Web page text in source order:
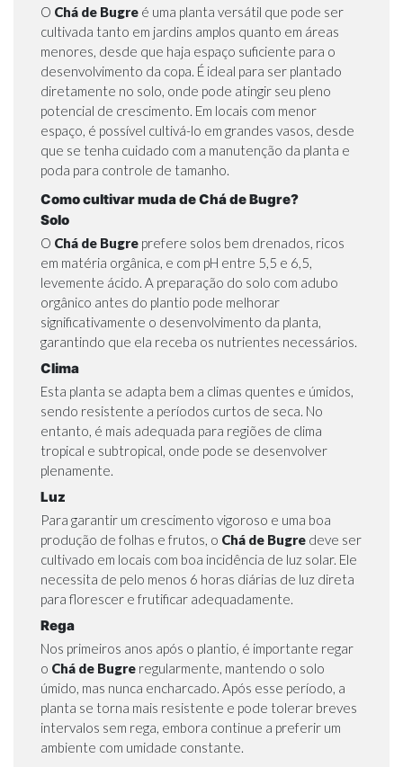
O Chá de Bugre é uma planta versátil que pode ser
cultivada tanto em jardins amplos quanto em áreas
menores, desde que haja espaço suficiente para o
desenvolvimento da copa. É ideal para ser plantado
diretamente no solo, onde pode atingir seu pleno
potencial de crescimento. Em locais com menor
espaço, é possível cultivá-lo em grandes vasos, desde
que se tenha cuidado com a manutenção da planta e
poda para controle de tamanho.
Como cultivar muda de Chá de Bugre?
Solo
O Chá de Bugre prefere solos bem drenados, ricos
em matéria orgânica, e com pH entre 5,5 e 6,5,
levemente ácido. A preparação do solo com adubo
orgânico antes do plantio pode melhorar
significativamente o desenvolvimento da planta,
garantindo que ela receba os nutrientes necessários.
Clima
Esta planta se adapta bem a climas quentes e úmidos,
sendo resistente a períodos curtos de seca. No
entanto, é mais adequada para regiões de clima
tropical e subtropical, onde pode se desenvolver
plenamente.
Luz
Para garantir um crescimento vigoroso e uma boa
produção de folhas e frutos, o Chá de Bugre deve ser
cultivado em locais com boa incidência de luz solar. Ele
necessita de pelo menos 6 horas diárias de luz direta
para florescer e frutificar adequadamente.
Rega
Nos primeiros anos após o plantio, é importante regar
o Chá de Bugre regularmente, mantendo o solo
úmido, mas nunca encharcado. Após esse período, a
planta se torna mais resistente e pode tolerar breves
intervalos sem rega, embora continue a preferir um
ambiente com umidade constante.